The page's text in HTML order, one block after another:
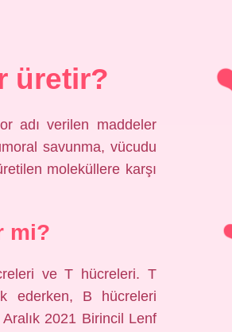
üretir?
adı verilen maddeler
savunma, vücudu
moleküllere karşı
mi?
ve T hücreleri. T
ederken, B hücreleri
2021 Birincil Lenf